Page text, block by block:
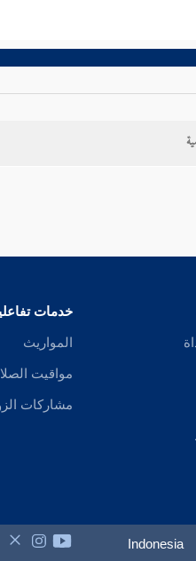
خدمات
المواريث
مواقيت
مشاركات
Indonesia